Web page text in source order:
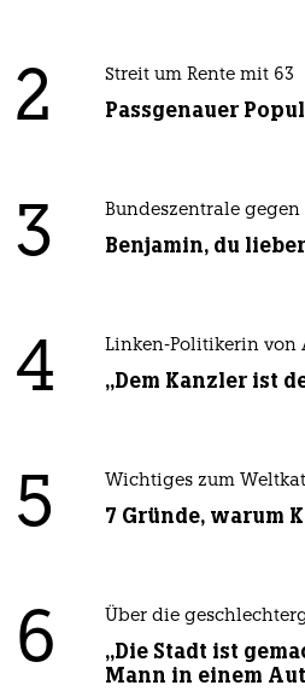
2 Streit um Rente mit 63
Passgenauer
3 Bundeszentrale
Benjamin, du
4 Linken-Politikerin von
„Dem Kanzler ist
5 Wichtiges zum
7 Gründe, warum
6 Über die
„Die Stadt ist
Mann in einem